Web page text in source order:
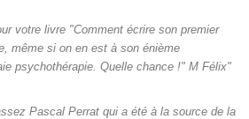
votre livre "Comment écrire son premier
même si on en est à son énième
psychothérapie. Quelle chance !" M Félix"
Pascal Perrat qui a été à la source de la